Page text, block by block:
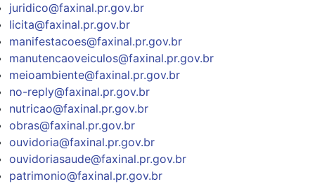
juridico@faxinal.pr.gov.br
licita@faxinal.pr.gov.br
manifestacoes@faxinal.pr.gov.br
manutencaoveiculos@faxinal.pr.gov.br
meioambiente@faxinal.pr.gov.br
no-reply@faxinal.pr.gov.br
nutricao@faxinal.pr.gov.br
obras@faxinal.pr.gov.br
ouvidoria@faxinal.pr.gov.br
ouvidoriasaude@faxinal.pr.gov.br
patrimonio@faxinal.pr.gov.br